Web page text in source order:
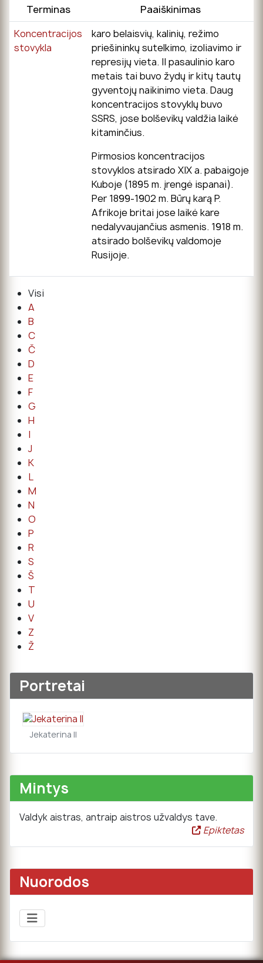
Terminas
Paaiškinimas
Koncentracijos
stovykla
karo belaisvių, kalinių, režimo
priešininkų sutelkimo, izoliavimo ir
represijų vieta. II pasaulinio karo
metais tai buvo žydų ir kitų tautų
gyventojų naikinimo vieta. Daug
koncentracijos stovyklų buvo
SSRS, jose bolševikų valdžia laikė
kitaminčius.
Pirmosios koncentracijos
stovyklos atsirado XIX a. pabaigoje
Kuboje (1895 m. įrengė ispanai).
Per 1899-1902 m. Būrų karą P.
Afrikoje britai jose laikė kare
nedalyvaujančius asmenis. 1918 m.
atsirado bolševikų valdomoje
Rusijoje.
Visi
A
B
C
Č
D
E
F
G
H
I
J
K
L
M
N
O
P
R
S
Š
T
U
V
Z
Ž
Portretai
Jekaterina II
Mintys
Valdyk aistras, antraip aistros užvaldys tave.
Epiktetas
Nuorodos